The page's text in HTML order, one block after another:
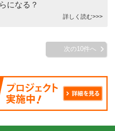
になる？
詳しく読む>>>
次の10件へ